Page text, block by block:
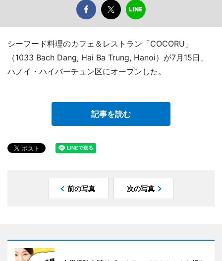
シーフード料理のカフェ＆レストラン「COCORU」
（1033 Bach Dang, Hai Ba Trung, Hanoi）が7月15日、
ハノイ・ハイバーチュン区にオープンした。
記事を読む
前の写真 次の写真